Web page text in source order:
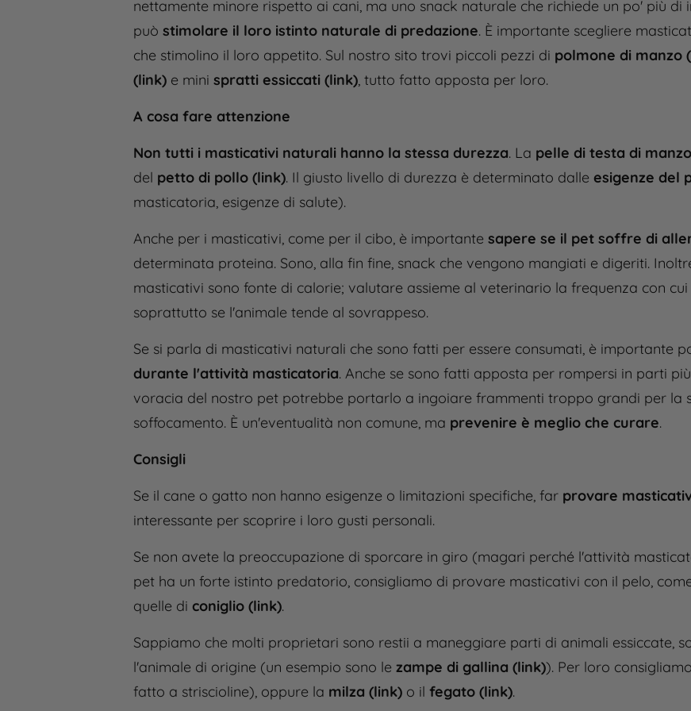
nettamente minore rispetto ai cani, ma uno snack naturale che richiede un po' più di
può stimolare il loro istinto naturale di predazione. È importante scegliere
che stimolino il loro appetito. Sul nostro sito trovi piccoli pezzi di polmone di manzo
(link) e mini spratti essiccati (link), tutto fatto apposta per loro.
A cosa fare attenzione
Non tutti i masticativi naturali hanno la stessa durezza. La pelle di testa di
del petto di pollo (link). Il giusto livello di durezza è determinato dalle esigenze del
masticatoria, esigenze di salute).
Anche per i masticativi, come per il cibo, è importante sapere se il pet soffre di
determinata proteina. Sono, alla fin fine, snack che vengono mangiati e digeriti.
masticativi sono fonte di calorie; valutare assieme al veterinario la frequenza con
soprattutto se l'animale tende al sovrappeso.
Se si parla di masticativi naturali che sono fatti per essere consumati, è importante
durante l'attività masticatoria. Anche se sono fatti apposta per rompersi in parti
voracia del nostro pet potrebbe portarlo a ingoiare frammenti troppo grandi per la
soffocamento. È un'eventualità non comune, ma prevenire è meglio che curare.
Consigli
Se il cane o gatto non hanno esigenze o limitazioni specifiche, far provare
interessante per scoprire i loro gusti personali.
Se non avete la preoccupazione di sporcare in giro (magari perché l'attività
pet ha un forte istinto predatorio, consigliamo di provare masticativi con il pelo,
quelle di coniglio (link).
Sappiamo che molti proprietari sono restii a maneggiare parti di animali essiccate,
l'animale di origine (un esempio sono le zampe di gallina (link)). Per loro
fatto a striscioline), oppure la milza (link) o il fegato (link).